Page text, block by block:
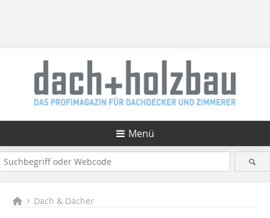
Menü
Dach & Dächer